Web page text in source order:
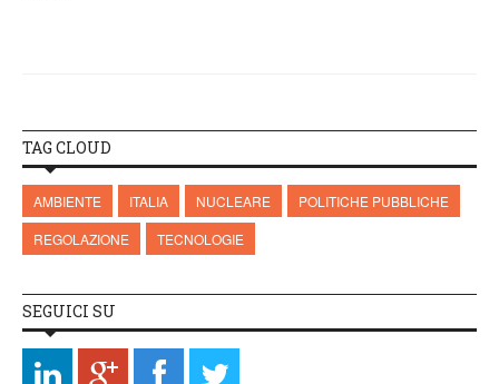
TAG CLOUD
AMBIENTE ITALIA NUCLEARE
POLITICHE PUBBLICHE
REGOLAZIONE
TECNOLOGIE
SEGUICI SU